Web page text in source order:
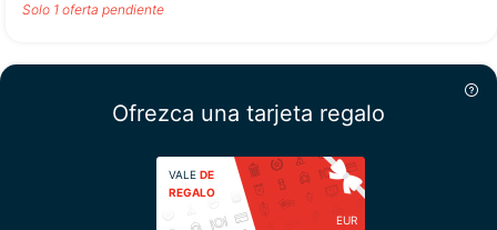
Solo 1 oferta pendiente
Ofrezca una tarjeta regalo
VALE DE
REGALO
EUR